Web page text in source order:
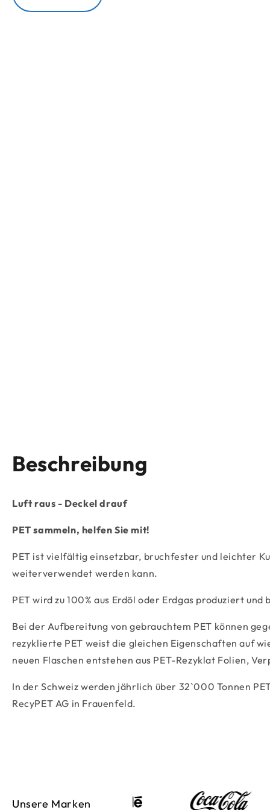
Beschreibung
Luft raus - Deckel drauf
PET sammeln, helfen Sie mit!
PET ist vielfältig einsetzbar, bruchfester und leichter
weiterverwendet werden kann.
PET wird zu 100% aus Erdöl oder Erdgas produziert
Bei der Aufbereitung von gebrauchtem PET können
rezyklierte PET weist die gleichen Eigenschaften auf
neuen Flaschen entstehen aus PET-Rezyklat Folien,
In der Schweiz werden jährlich über 32`000 Tonnen
RecyPET AG in Frauenfeld.
Unsere Marken